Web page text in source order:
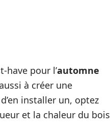
have pour l’automne
à créer une
installer un, optez
et la chaleur du bois